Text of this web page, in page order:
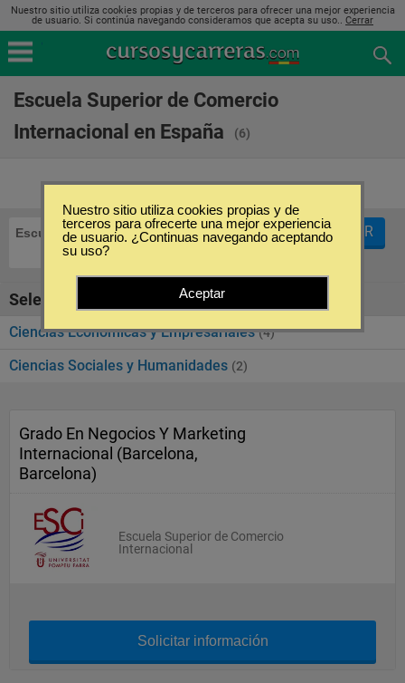
Nuestro sitio utiliza cookies propias y de terceros para ofrecer una mejor experiencia
de usuario. Si continúa navegando consideramos que acepta su uso.. Cerrar
Escuela Superior de Comercio
Internacional en España
(6)
Escuela Superior de Comercio Internacional FILTRAR
Seleccione la categoría
Ciencias Económicas y Empresariales(4)
Ciencias Sociales y Humanidades (2)
Grado En Negocios Y Marketing
Internacional (Barcelona,
Barcelona)
Escuela Superior de Comercio
Internacional
Solicitar información
Nuestro sitio utiliza cookies propias y de
terceros para ofrecerte una mejor experiencia
de usuario. ¿Continuas navegando aceptando
su uso?
Aceptar